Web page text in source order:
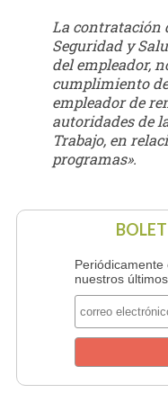
La contratación
Seguridad y
del empleador,
cumplimiento
empleador de
autoridades de
Trabajo, en
programas».
nuestros